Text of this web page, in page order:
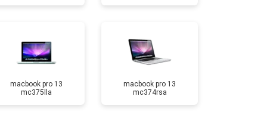
macbook pro 13
mc375lla
macbook pro 13
mc374rsa